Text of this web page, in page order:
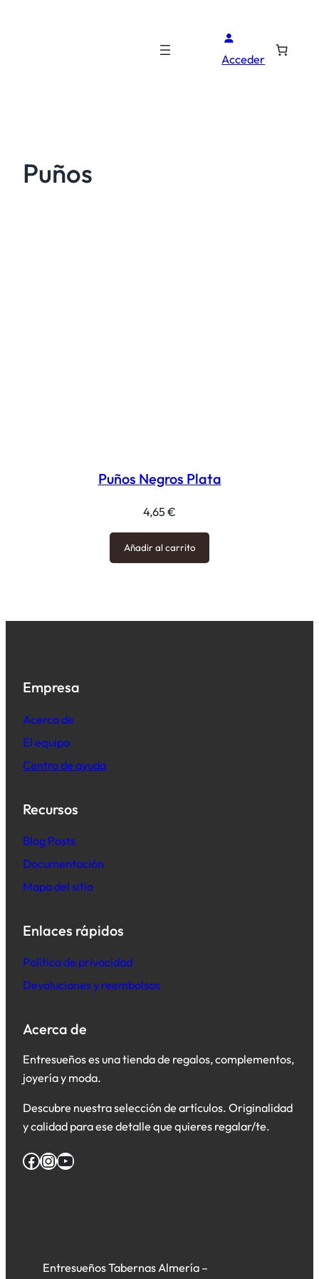
Acceder
Puños
Puños Negros Plata
4,65€
Añadir al carrito
Empresa
Acerca de
El equipo
Centro de ayuda
Recursos
Blog Posts
Documentación
Mapa del sitio
Enlaces rápidos
Política de privacidad
Devoluciones y reembolsos
Acerca de
Entresueños es una tienda de regalos, complementos,
joyería y moda.
Descubre nuestra selección de artículos. Originalidad
y calidad para ese detalle que quieres regalar/te.
Facebook InstagramYouTube
Entresueños Tabernas Almería –